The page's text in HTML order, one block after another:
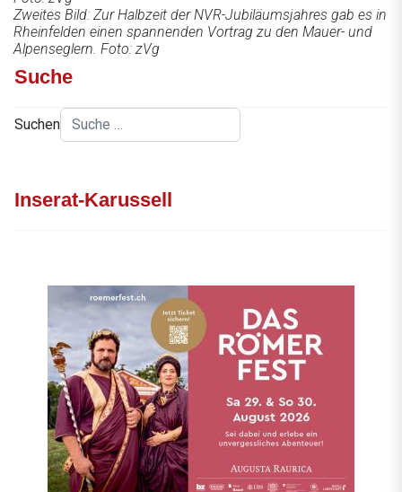
Zweites Bild: Zur Halbzeit der NVR-Jubiläumsjahres gab es in
Rheinfelden einen spannenden Vortrag zu den Mauer- und
Alpenseglern. Foto: zVg
Suche
Suchen
Inserat-Karussell